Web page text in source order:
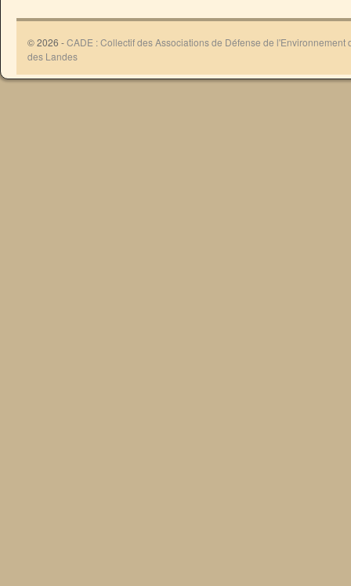
© 2026 -CADE : Collectif des Associations de Défense de l'Environnement
des Landes